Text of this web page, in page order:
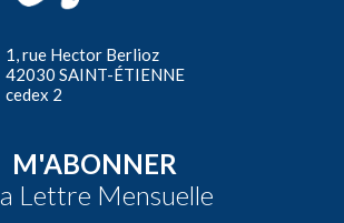
1, rue Hector Berlioz
42030 SAINT-ÉTIENNE
cedex 2
M'ABONNER
Lettre Mensuelle